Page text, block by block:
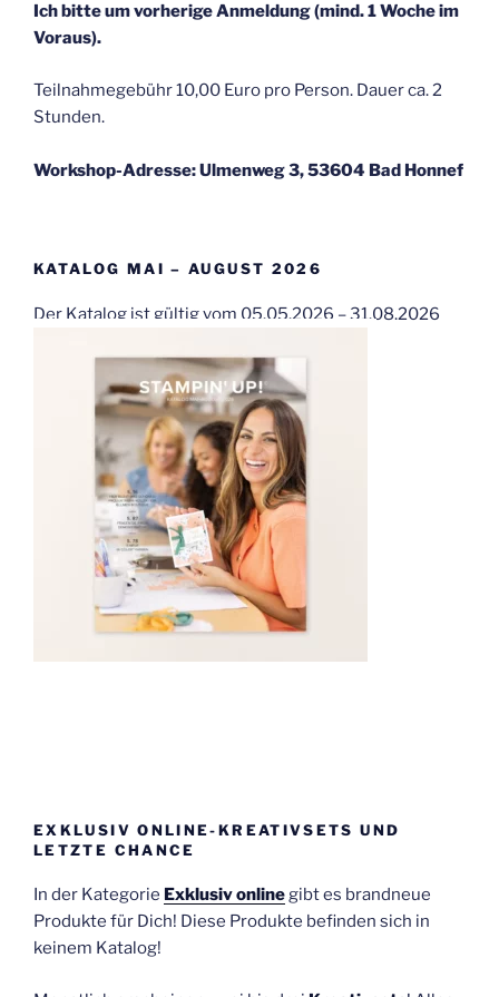
Ich bitte um vorherige Anmeldung (mind. 1 Woche im
Voraus).
Teilnahmegebühr 10,00 Euro pro Person. Dauer ca. 2
Stunden.
Workshop-Adresse: Ulmenweg 3, 53604 Bad Honnef
KATALOG MAI – AUGUST 2026
Der Katalog ist gültig vom 05.05.2026 – 31.08.2026
EXKLUSIV ONLINE-KREATIVSETS UND
LETZTE CHANCE
In der Kategorie Exklusiv onlinegibt es brandneue
Produkte für Dich! Diese Produkte befinden sich in
keinem Katalog!